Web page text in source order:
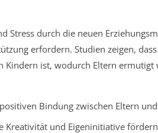
Stress durch die neuen
erfordern. Studien zeigen,
Kindern ist, wodurch Eltern
Bindung zwischen Eltern
Kreativität und Eigeninitiative fördern